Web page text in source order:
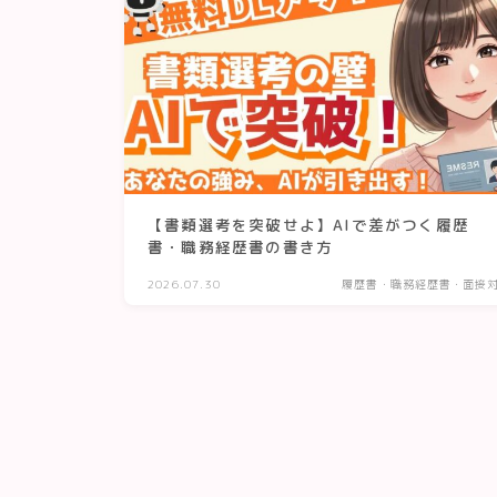
【書類選考を突破せよ】AIで差がつく履歴
書・職務経歴書の書き方
2026.07.30 履歴書・職務経歴書・面接